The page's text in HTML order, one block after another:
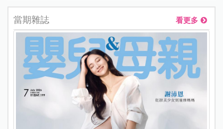
當期雜誌 看更多